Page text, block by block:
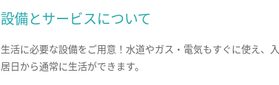
設備とサービスについて
生活に必要な設備をご用意！水道やガス・電気もすぐに使え、入
居日から通常に生活ができます。